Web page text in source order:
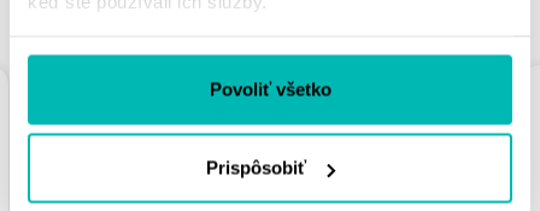
Povoliť všetko
Prispôsobiť
PODOBNÉ PRODUKTY